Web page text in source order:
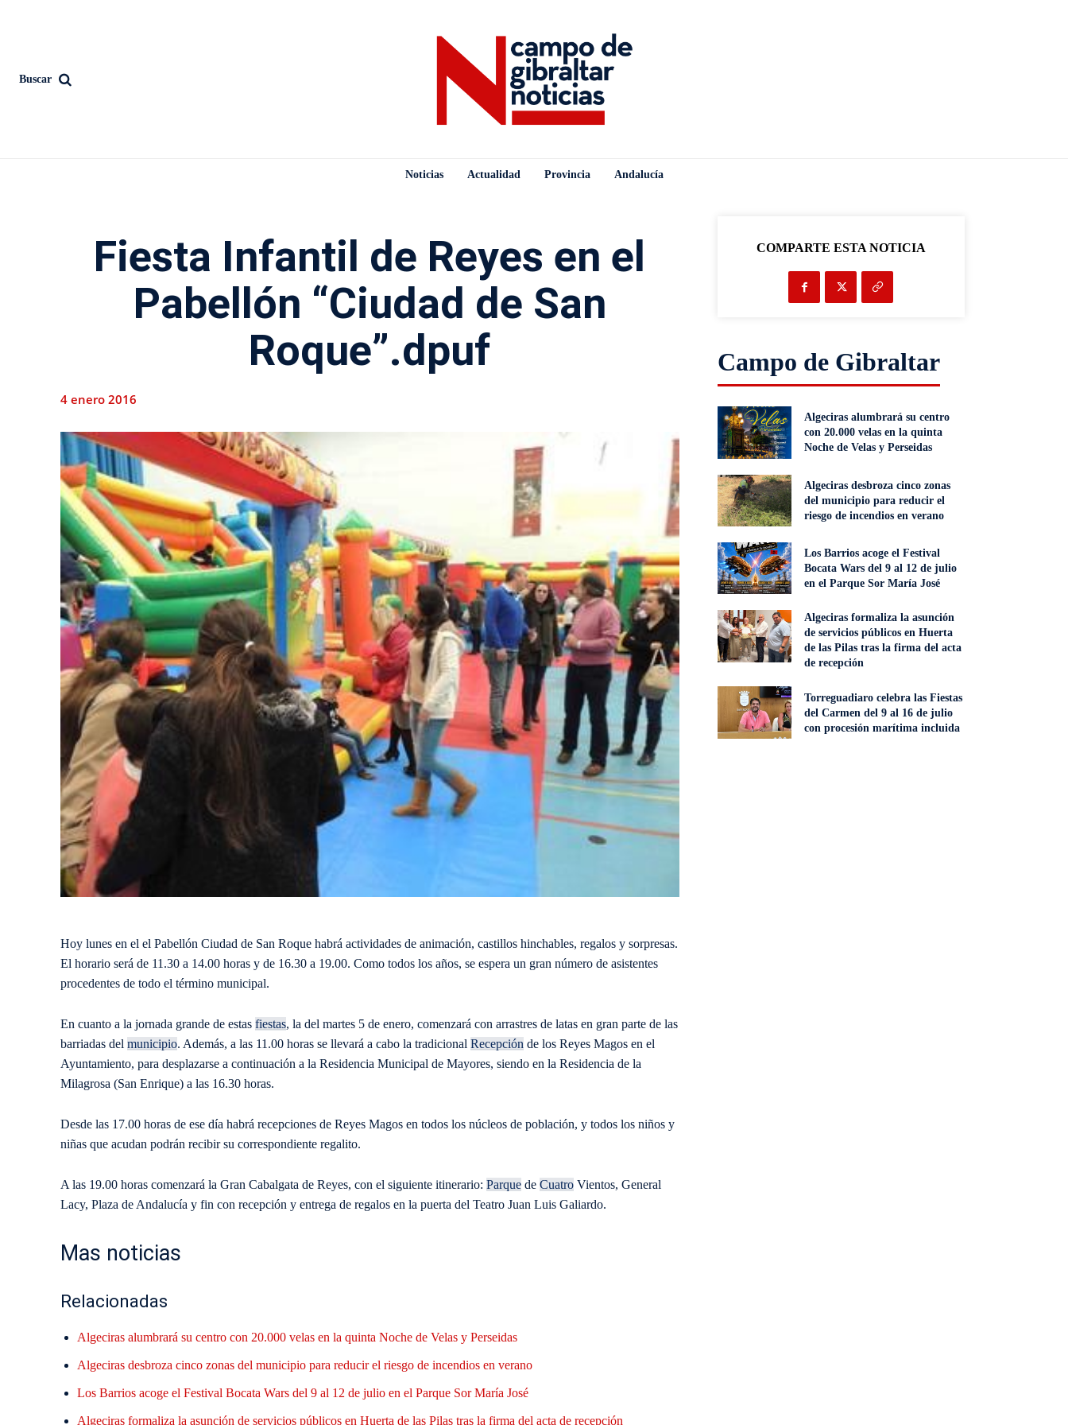
Buscar
Noticias Actualidad Provincia Andalucía
Fiesta Infantil de Reyes en el
Pabellón “Ciudad de San
Roque”.dpuf
4 enero 2016
Hoy lunes en el el Pabellón Ciudad de San Roque habrá actividades de animación, castillos hinchables, regalos y sorpresas.
El horario será de 11.30 a 14.00 horas y de 16.30 a 19.00. Como todos los años, se espera un gran número de asistentes
procedentes de todo el término municipal.
En cuanto a la jornada grande de estas fiestas, la del martes 5 de enero, comenzará con arrastres de latas en gran parte de las
barriadas del municipio. Además, a las 11.00 horas se llevará a cabo la tradicional Recepción de los Reyes Magos en el
Ayuntamiento, para desplazarse a continuación a la Residencia Municipal de Mayores, siendo en la Residencia de la
Milagrosa (San Enrique) a las 16.30 horas.
Desde las 17.00 horas de ese día habrá recepciones de Reyes Magos en todos los núcleos de población, y todos los niños y
niñas que acudan podrán recibir su correspondiente regalito.
A las 19.00 horas comenzará la Gran Cabalgata de Reyes, con el siguiente itinerario: Parque de Cuatro Vientos, General
Lacy, Plaza de Andalucía y fin con recepción y entrega de regalos en la puerta del Teatro Juan Luis Galiardo.
Mas noticias
Relacionadas
Algeciras alumbrará su centro con 20.000 velas en la quinta Noche de Velas y Perseidas
Algeciras desbroza cinco zonas del municipio para reducir el riesgo de incendios en verano
Los Barrios acoge el Festival Bocata Wars del 9 al 12 de julio en el Parque Sor María José
Algeciras formaliza la asunción de servicios públicos en Huerta de las Pilas tras la firma del acta de recepción
COMPARTE ESTA NOTICIA
Campo de Gibraltar
Algeciras alumbrará su centro
con 20.000 velas en la quinta
Noche de Velas y Perseidas
Algeciras desbroza cinco zonas
del municipio para reducir el
riesgo de incendios en verano
Los Barrios acoge el Festival
Bocata Wars del 9 al 12 de julio
en el Parque Sor María José
Algeciras formaliza la asunción
de servicios públicos en Huerta
de las Pilas tras la firma del acta
de recepción
Torreguadiaro celebra las Fiestas
del Carmen del 9 al 16 de julio
con procesión marítima incluida